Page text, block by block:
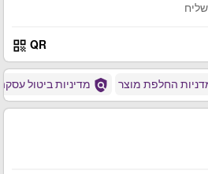
QR
qr_code
החלפת מוצר policy מדיניות ביטול